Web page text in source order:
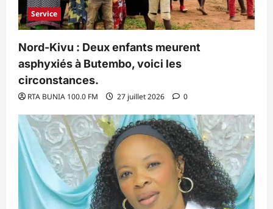
Service
Nord-Kivu : Deux enfants meurent
asphyxiés à Butembo, voici les
circonstances.
RTA BUNIA 100.0 FM 27 juillet 2026 0